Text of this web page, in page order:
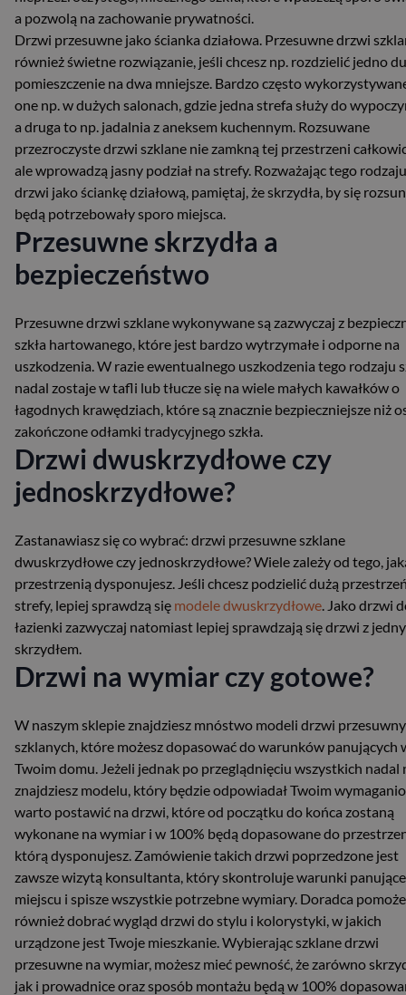
a pozwolą na zachowanie prywatności.
Drzwi przesuwne jako ścianka działowa. Przesuwne drzwi
również świetne rozwiązanie, jeśli chcesz np. rozdzielić jedno
pomieszczenie na dwa mniejsze. Bardzo często
one np. w dużych salonach, gdzie jedna strefa służy do
a druga to np. jadalnia z aneksem kuchennym. Rozsuwane
przezroczyste drzwi szklane nie zamkną tej przestrzeni
ale wprowadzą jasny podział na strefy. Rozważając tego rodzaju
drzwi jako ściankę działową, pamiętaj, że skrzydła, by się
będą potrzebowały sporo miejsca.
Przesuwne skrzydła a
bezpieczeństwo
Przesuwne drzwi szklane wykonywane są zazwyczaj z
szkła hartowanego, które jest bardzo wytrzymałe i odporne na
uszkodzenia. W razie ewentualnego uszkodzenia tego rodzaju
nadal zostaje w tafli lub tłucze się na wiele małych kawałków o
łagodnych krawędziach, które są znacznie bezpieczniejsze niż
zakończone odłamki tradycyjnego szkła.
Drzwi dwuskrzydłowe czy
jednoskrzydłowe?
Zastanawiasz się co wybrać: drzwi przesuwne szklane
dwuskrzydłowe czy jednoskrzydłowe? Wiele zależy od tego,
przestrzenią dysponujesz. Jeśli chcesz podzielić dużą
strefy, lepiej sprawdzą się modele dwuskrzydłowe . Jako drzwi
łazienki zazwyczaj natomiast lepiej sprawdzają się drzwi z
skrzydłem.
Drzwi na wymiar czy gotowe?
W naszym sklepie znajdziesz mnóstwo modeli drzwi
szklanych, które możesz dopasować do warunków panujących
Twoim domu. Jeżeli jednak po przeglądnięciu wszystkich nadal
znajdziesz modelu, który będzie odpowiadał Twoim
warto postawić na drzwi, które od początku do końca zostaną
wykonane na wymiar i w 100% będą dopasowane do
którą dysponujesz. Zamówienie takich drzwi poprzedzone jest
zawsze wizytą konsultanta, który skontroluje warunki
miejscu i spisze wszystkie potrzebne wymiary. Doradca
również dobrać wygląd drzwi do stylu i kolorystyki, w jakich
urządzone jest Twoje mieszkanie. Wybierając szklane drzwi
przesuwne na wymiar, możesz mieć pewność, że zarówno
jak i prowadnice oraz sposób montażu będą w 100%